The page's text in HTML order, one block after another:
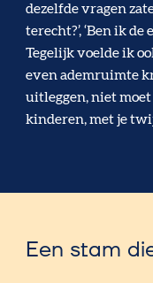
dezelfde vragen
terecht?’, ‘Ben ik
Tegelijk voelde ik
even ademruimte
uitleggen, niet moet
kinderen, met je
Een stam